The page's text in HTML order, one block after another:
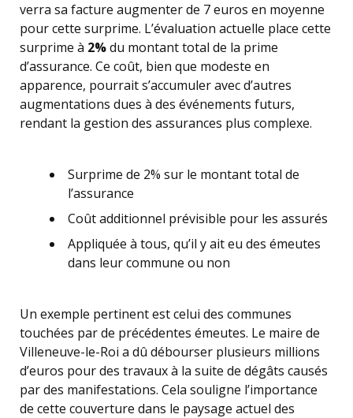
verra sa facture augmenter de 7 euros en moyenne
pour cette surprime. L’évaluation actuelle place cette
surprime à 2%du montant total de la prime
d’assurance. Ce coût, bien que modeste en
apparence, pourrait s’accumuler avec d’autres
augmentations dues à des événements futurs,
rendant la gestion des assurances plus complexe.
Surprime de 2% sur le montant total de
l’assurance
Coût additionnel prévisible pour les assurés
Appliquée à tous, qu’il y ait eu des émeutes
dans leur commune ou non
Un exemple pertinent est celui des communes
touchées par de précédentes émeutes. Le maire de
Villeneuve-le-Roi a dû débourser plusieurs millions
d’euros pour des travaux à la suite de dégâts causés
par des manifestations. Cela souligne l’importance
de cette couverture dans le paysage actuel des